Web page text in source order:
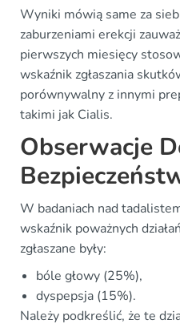
Wyniki mówią same za
zaburzeniami erekcji
pierwszych miesięcy
wskaźnik zgłaszania
porównywalny z innymi
takimi jak Cialis.
Obserwacje
W badaniach nad
wskaźnik poważnych
zgłaszane były:
bóle głowy (25%),
dyspepsja (15%).
Należy podkreślić, że te